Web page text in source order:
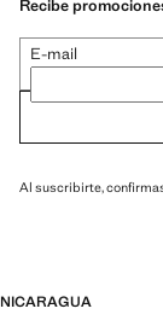
Recibe
E-mail
Al suscribirte,
NICARAGUA